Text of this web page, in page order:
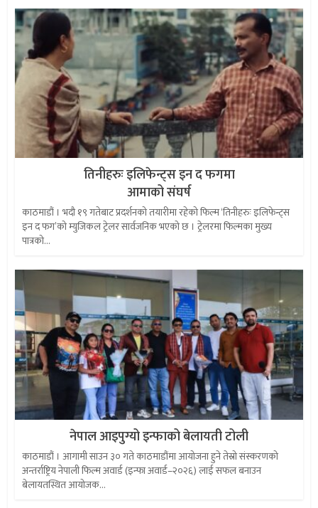
तिनीहरुः इलिफेन्ट्स इन द फगमा
आमाको संघर्ष
काठमाडौं । भदौ १९ गतेबाट प्रदर्शनको तयारीमा रहेको फिल्म ‘तिनीहरुः इलिफेन्ट्स
इन द फग’को म्युजिकल ट्रेलर सार्वजनिक भएको छ । ट्रेलरमा फिल्मका मुख्य
पात्रको...
नेपाल आइपुग्यो इन्फाको बेलायती टोली
काठमाडौं । आगामी साउन ३० गते काठमाडौंमा आयोजना हुने तेस्रो संस्करणको
अन्तर्राष्ट्रिय नेपाली फिल्म अवार्ड (इन्फा अवार्ड–२०२६) लाई सफल बनाउन
बेलायतस्थित आयोजक...